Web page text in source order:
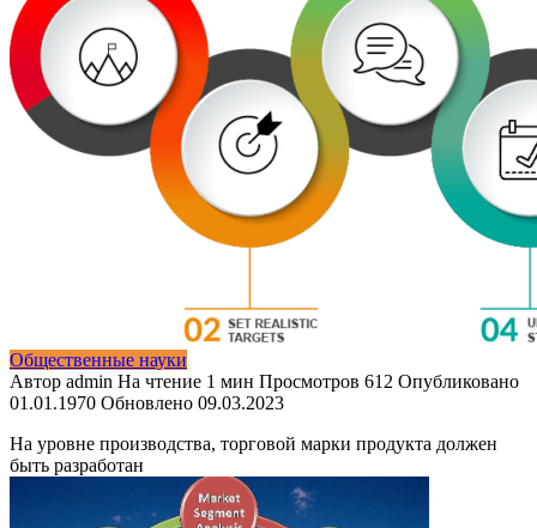
Общественные науки
Автор admin На чтение 1 мин Просмотров 612 Опубликовано
01.01.1970 Обновлено 09.03.2023
На уровне производства, торговой марки продукта должен
быть разработан